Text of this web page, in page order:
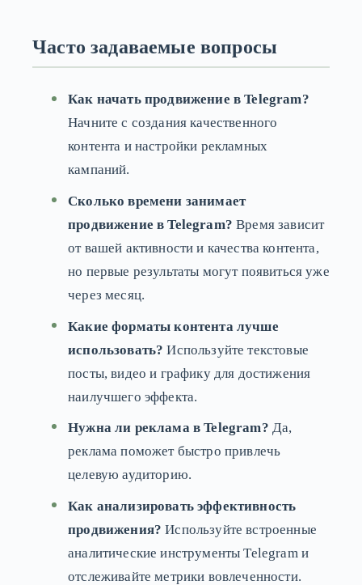
Часто задаваемые вопросы
Как начать продвижение в Telegram?
Начните с создания качественного
контента и настройки рекламных
кампаний.
Сколько времени занимает
продвижение в Telegram? Время зависит
от вашей активности и качества контента,
но первые результаты могут появиться уже
через месяц.
Какие форматы контента лучше
использовать? Используйте текстовые
посты, видео и графику для достижения
наилучшего эффекта.
Нужна ли реклама в Telegram? Да,
реклама поможет быстро привлечь
целевую аудиторию.
Как анализировать эффективность
продвижения? Используйте встроенные
аналитические инструменты Telegram и
отслеживайте метрики вовлеченности.